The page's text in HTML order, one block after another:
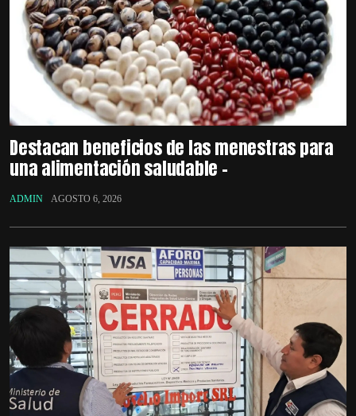
Destacan beneficios de las menestras para
una alimentación saludable –
ADMIN AGOSTO 6, 2026